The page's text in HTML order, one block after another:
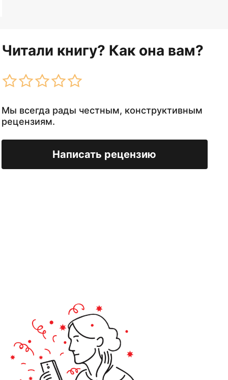
Читали книгу? Как она вам?
Мы всегда рады честным, конструктивным
рецензиям.
Написать рецензию